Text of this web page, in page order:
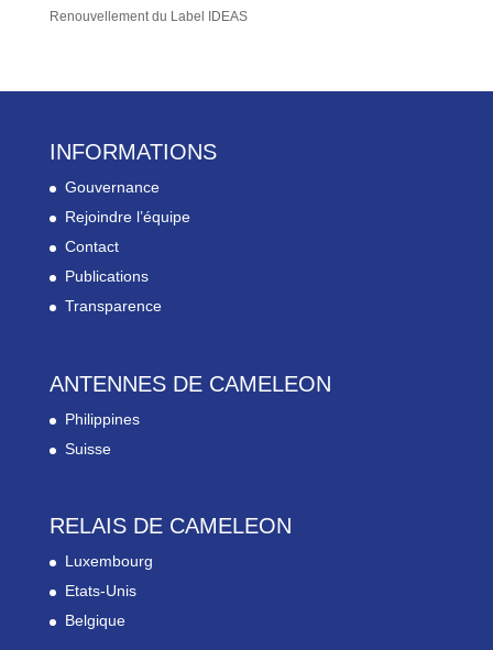
Renouvellement du Label IDEAS
INFORMATIONS
Gouvernance
Rejoindre l’équipe
Contact
Publications
Transparence
ANTENNES DE CAMELEON
Philippines
Suisse
RELAIS DE CAMELEON
Luxembourg
Etats-Unis
Belgique